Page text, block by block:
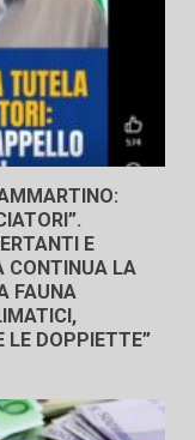
E
CONTINUA LA
FAUNA
LE DOPPIETTE”